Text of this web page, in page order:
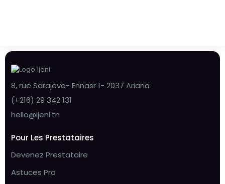
8, rue Sarajevo- Ennasr 1- 2037 Ariana
(+216) 29 342 131
hello@ijeni.tn
Pour Les Prestataires
Devenez Prestataire
Astuces Pro